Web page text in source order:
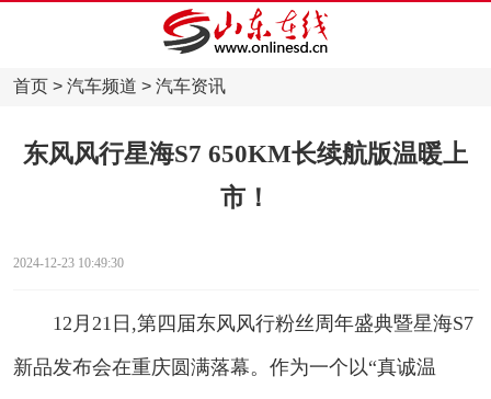
首页> 汽车频道 > 汽车资讯
东风风行星海S7 650KM长续航版温暖上
市！
2024-12-23 10:49:30
12月21日,第四届东风风行粉丝周年盛典暨星海S7
新品发布会在重庆圆满落幕。作为一个以“真诚温